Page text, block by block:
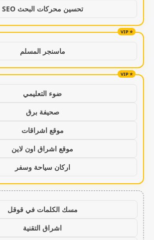
تحسين محركات البحث SEO
ماسنجر المسلم
ضوء التعليمي
صحيفة برق
موقع اشراقات
موقع اشراق اون لاين
اركان سياحة وسفر
مسك الكلمات في قوقل
اشراق التقنية